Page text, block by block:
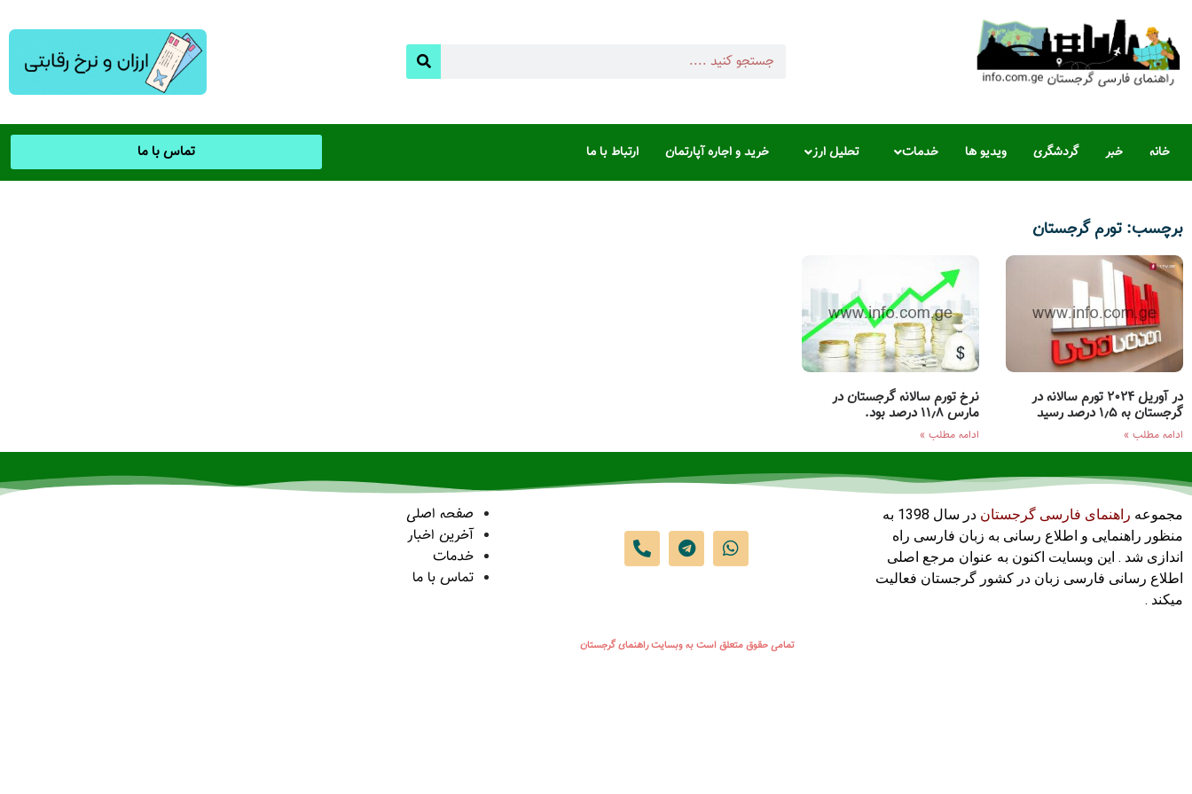
خانه خبر گردشگری ویدیو ها خدمات تحلیل ارز خرید و اجاره آپارتمان ارتباط با ما تماس با ما
برچسب: تورم گرجستان
در آوریل ۲۰۲۴ تورم سالانه در
گرجستان به ۱٫۵ درصد رسید
ادامه مطلب »
نرخ تورم سالانه گرجستان در
مارس ۱۱٫۸ درصد بود.
ادامه مطلب »
مجموعه راهنمای فارسی گرجستان
در سال 1398 به
منظور راهنمایی و اطلاع رسانی به زبان فارسی راه
اندازی شد . این وبسایت اکنون به عنوان مرجع اصلی
اطلاع رسانی فارسی زبان در کشور گرجستان فعالیت
میکند .
صفحه اصلی
آخرین اخبار
خدمات
تماس با ما
تمامی حقوق متعلق است به وبسایت راهنمای گرجستان